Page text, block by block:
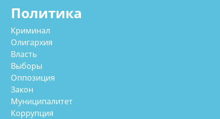
Политика
Криминал
Олигархия
Власть
Выборы
Оппозиция
Закон
Муниципалитет
Коррупция